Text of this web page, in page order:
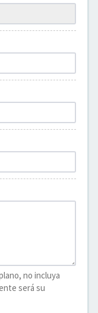
no incluya
será su